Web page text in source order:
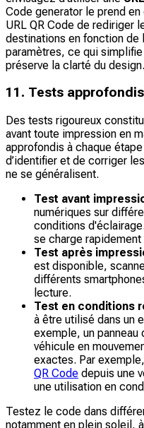
Code generator le prend
URL QR Code de rediriger
destinations en fonction de
paramètres, ce qui
préserve la clarté du design.
11. Tests approfondis
Des tests rigoureux
avant toute impression en
approfondis à chaque
d’identifier et de corriger
ne se généralisent.
Test avant
numériques sur
conditions
se charge
Test après
est disponible,
différents
lecture.
Test en conditions
à être utilisé dans un
exemple, un panneau
véhicule en
exactes. Par
QR Code depuis une
une utilisation en
Testez le code dans
notamment en plein soleil,